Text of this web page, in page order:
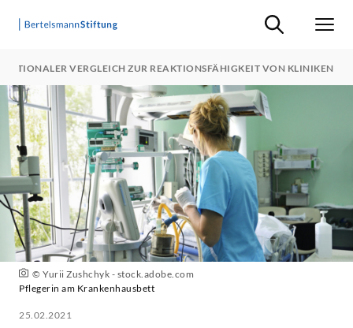
Suche ein-/
VERGLEICH ZUR REAKTIONSFÄHIGKEIT VON KLINIKEN
© Yurii Zushchyk - stock.adobe.com
Pflegerin am Krankenhausbett
25.02.2021